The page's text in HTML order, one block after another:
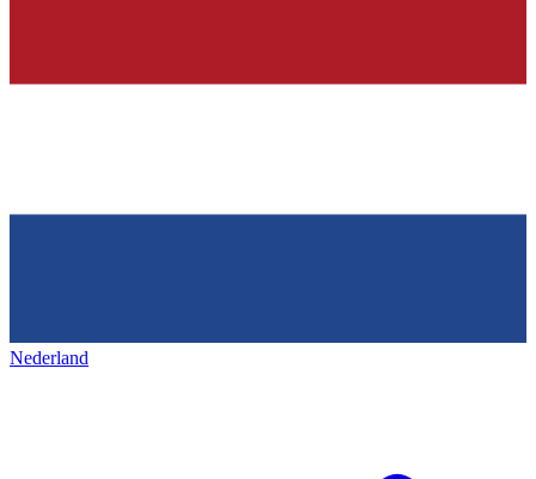
Nederland